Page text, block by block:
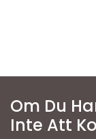
Om Du
Inte Att